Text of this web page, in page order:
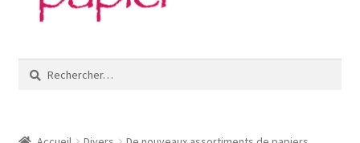
navigation
le
A propos
Rechercher :